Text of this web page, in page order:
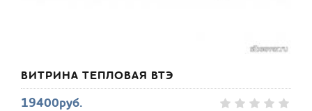
ВИТРИНА ТЕПЛОВАЯ ВТЭ
19400руб.